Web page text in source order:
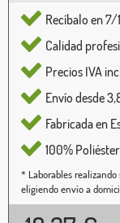
Recíbalo en
Calidad
Precios IVA
Envío desde
Fabricada en
100% Poliéster
* Laborables
eligiendo envío a